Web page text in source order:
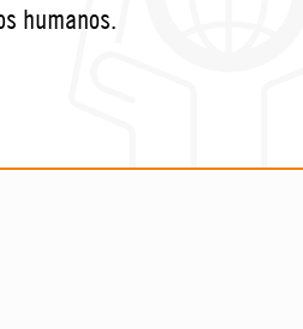
humanos.